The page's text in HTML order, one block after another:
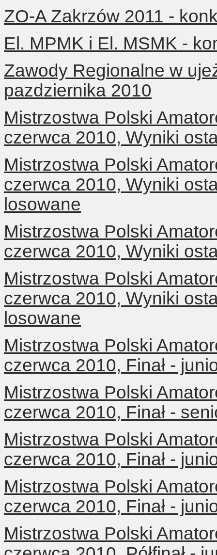
ZO-A Zakrzów 2011 -
El. MPMK i El. MSMK -
Zawody Regionalne w
pazdziernika 2010
Mistrzostwa Polski
czerwca 2010, Wyniki
Mistrzostwa Polski
czerwca 2010, Wyniki
losowane
Mistrzostwa Polski
czerwca 2010, Wyniki
Mistrzostwa Polski
czerwca 2010, Wyniki
losowane
Mistrzostwa Polski
czerwca 2010, Finał -
Mistrzostwa Polski
czerwca 2010, Finał -
Mistrzostwa Polski
czerwca 2010, Finał -
Mistrzostwa Polski
czerwca 2010, Finał -
Mistrzostwa Polski